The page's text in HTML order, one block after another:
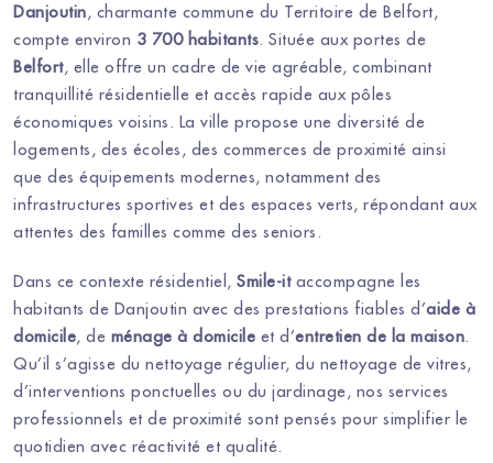
Danjoutin, charmante commune du Territoire de Belfort,
compte environ 3 700 habitants. Située aux portes de
Belfort, elle offre un cadre de vie agréable, combinant
tranquillité résidentielle et accès rapide aux pôles
économiques voisins. La ville propose une diversité de
logements, des écoles, des commerces de proximité ainsi
que des équipements modernes, notamment des
infrastructures sportives et des espaces verts, répondant aux
attentes des familles comme des seniors.
Dans ce contexte résidentiel, Smile-itaccompagne les
habitants de Danjoutin avec des prestations fiables d’aide à
domicile, de ménage à domicile et d’entretien de la maison.
Qu’il s’agisse du nettoyage régulier, du nettoyage de vitres,
d’interventions ponctuelles ou du jardinage, nos services
professionnels et de proximité sont pensés pour simplifier le
quotidien avec réactivité et qualité.